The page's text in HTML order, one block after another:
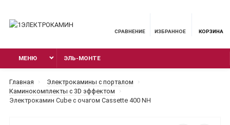
СРАВНЕНИЕ ИЗБРАННОЕ КОРЗИНА
МЕНЮ ЭЛЬ-МОНТЕ
Главная
Электрокамины с порталом
Каминокомплекты с 3D эффектом
Электрокамин Cube с очагом Cassette 400 NH